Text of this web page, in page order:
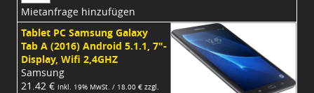
Mietanfrage hinzufügen
Tablet PC Samsung Galaxy
Tab A (2016) Android 5.1.1, 7"-
Display, Wifi 2,4GHZ
Samsung
21.42 € inkl. 19% MwSt. / 18.00 € zzgl.